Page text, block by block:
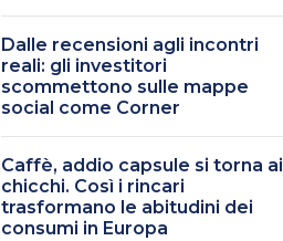
Dalle recensioni agli incontri
reali: gli investitori
scommettono sulle mappe
social come Corner
Caffè, addio capsule si torna ai
chicchi. Così i rincari
trasformano le abitudini dei
consumi in Europa